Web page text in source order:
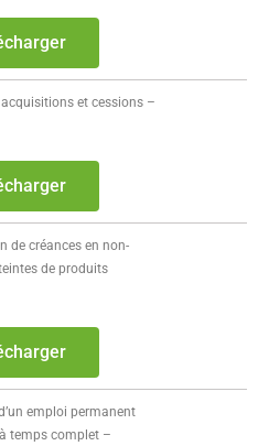
et cessions –
de créances en non-
de produits
emploi permanent
temps complet –